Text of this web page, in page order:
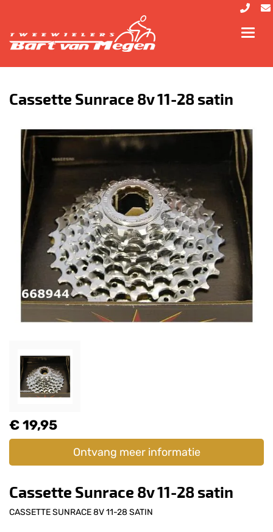
Cassette Sunrace 8v 11-28 satin
€ 19,95
Ontvang meer informatie
Cassette Sunrace 8v 11-28 satin
CASSETTE SUNRACE 8V 11-28 SATIN